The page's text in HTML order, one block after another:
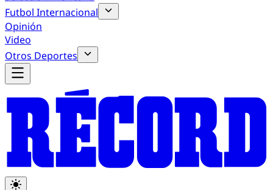
Futbol Internacional
Opinión
Video
Otros Deportes